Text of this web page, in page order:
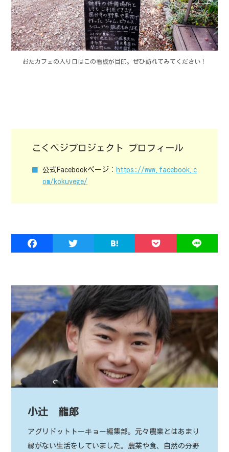
おたカフェの入り口はこの看板が目印。ぜひ訪れてみてください！
こくベジプロジェクト プロフィール
公式Facebookページ： https://www.facebook.c
om/kokuvege/
小辻 龍郎
アグリドットトーキョー編集部。元々農業とはあまり
縁がない生活をしていました。農業や食、自然の分野